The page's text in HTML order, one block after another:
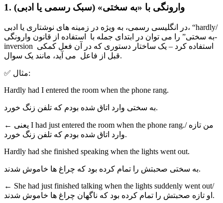
1. وارونگی با «به سختی» (سبک رسمی یا ادبی)
در انگلیسی رسمی، به ویژه در زمینه های نوشتاری یا ادبی، “hardly/
به سختی” را می توان در ابتدای جمله با استفاده از قانون وارونگی-
inversion استفاده کرد – یک ساختار دستوری که در آن فعل کمکی
قبل از فاعل می آید، مانند یک سوال.
✅ مثال:
Hardly had I entered the room when the phone rang.
به سختی وارد اتاق شده بودم که تلفن زنگ خورد.
← یعنی I had just entered the room when the phone rang./ من تازه
وارد اتاق شده بودم که تلفن زنگ خورد.
Hardly had she finished speaking when the lights went out.
به سختی صحبتش را تمام کرده بود که چراغ ها خاموش شدند.
← She had just finished talking when the lights suddenly went out/
او تازه صحبتش را تمام کرده بود که ناگهان چراغ ها خاموش شدند.